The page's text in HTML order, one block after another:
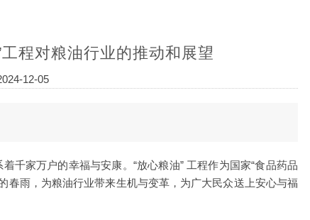
程对粮油行业的推动和展望
12-05
千家万户的幸福与安康。“放心粮油” 工程作为国家“食品药品
春雨，为粮油行业带来生机与变革，为广大民众送上安心与福